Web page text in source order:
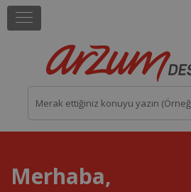
Merhaba,